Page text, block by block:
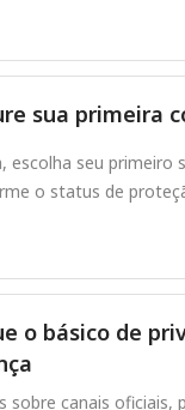
sua primeira
escolha seu primeiro
o status de
o básico de
sobre canais oficiais,